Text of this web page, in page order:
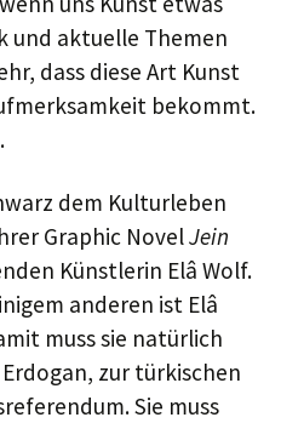
und aktuelle Themen
dass diese Art Kunst
bekommt.
dem Kulturleben
Graphic NovelJein
Künstlerin Elâ Wolf.
anderen ist Elâ
muss sie natürlich
zur türkischen
Sie muss